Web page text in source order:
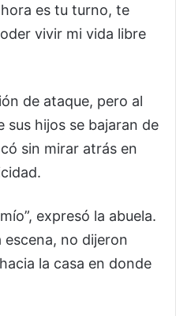
es tu turno, te
vivir mi vida libre
de ataque, pero al
sus hijos se bajaran de
sin mirar atrás en
expresó la abuela.
no dijeron
la casa en donde